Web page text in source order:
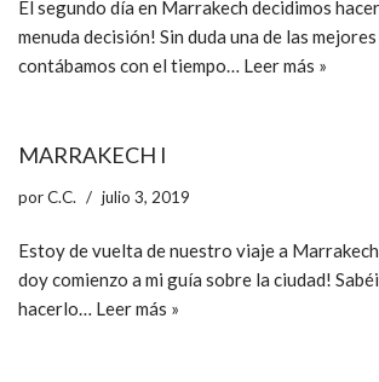
El segundo día en Marrakech decidimos
menuda decisión! Sin duda una de las
contábamos con el tiempo… Leer más »
MARRAKECH I
porC.C. julio 3, 2019
Estoy de vuelta de nuestro viaje a
doy comienzo a mi guía sobre la ciudad!
hacerlo… Leer más »